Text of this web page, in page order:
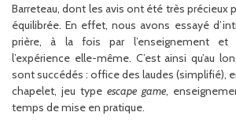
Barreteau, dont les avis ont été très précieux
équilibrée. En effet, nous avons essayé
prière, à la fois par l’enseignement et
l’expérience elle-même. C’est ainsi qu’au
sont succédés : office des laudes (simplifié),
chapelet, jeu type escape game,
temps de mise en pratique.